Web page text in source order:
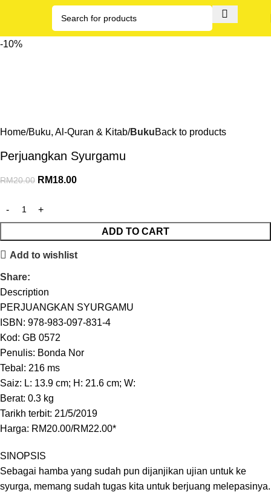
-10%
Home Buku, Al-Quran & Kitab BukuBack to products
Perjuangkan Syurgamu
RM20.00 RM18.00
ADD TO CART
Add to wishlist
Share:
Description
PERJUANGKAN SYURGAMU
ISBN: 978-983-097-831-4
Kod: GB 0572
Penulis: Bonda Nor
Tebal: 216 ms
Saiz: L: 13.9 cm; H: 21.6 cm; W:
Berat: 0.3 kg
Tarikh terbit: 21/5/2019
Harga: RM20.00/RM22.00*
SINOPSIS
Sebagai hamba yang sudah pun dijanjikan ujian untuk ke
syurga, memang sudah tugas kita untuk berjuang melepasinya.